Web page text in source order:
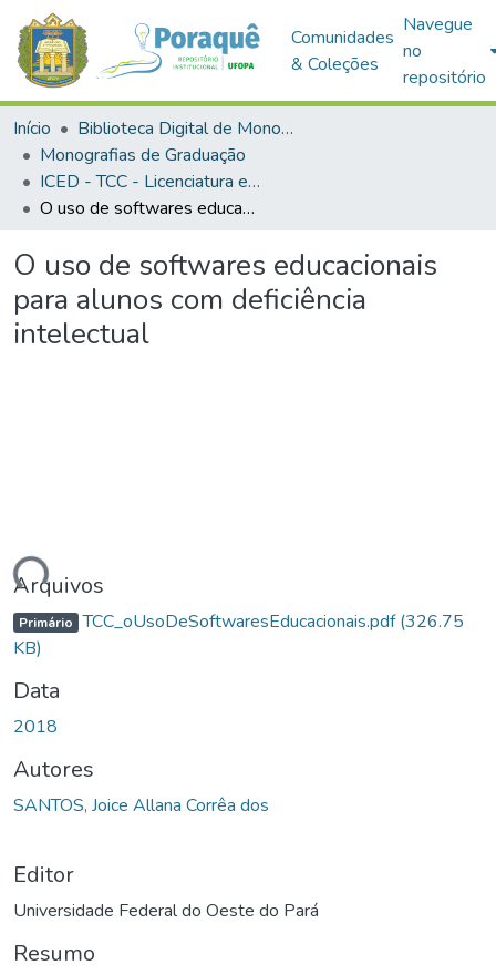
Comunidades
& Coleções
Navegue
no
repositório
Início
Biblioteca Digital de Monografias (BDM)
Monografias de Graduação
ICED - TCC - Licenciatura em Informática Educacional
O uso de softwares educacionais para alunos com deficiência intelectual
O uso de softwares educacionais
para alunos com deficiência
intelectual
Arquivos
Primário TCC_oUsoDeSoftwaresEducacionais.pdf(326.75
KB)
Data
2018
Autores
SANTOS, Joice Allana Corrêa dos
Editor
Universidade Federal do Oeste do Pará
Resumo